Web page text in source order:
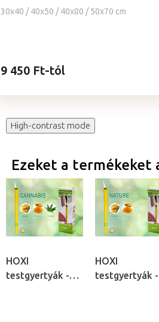
30x40 / 40x50 / 40x80 / 50x70 cm
értékelése
9 450 Ft-tól
High-contrast mode
Ezeket a termékeket
HOXI
testgyertyák -
HOXI
testgyertyák -